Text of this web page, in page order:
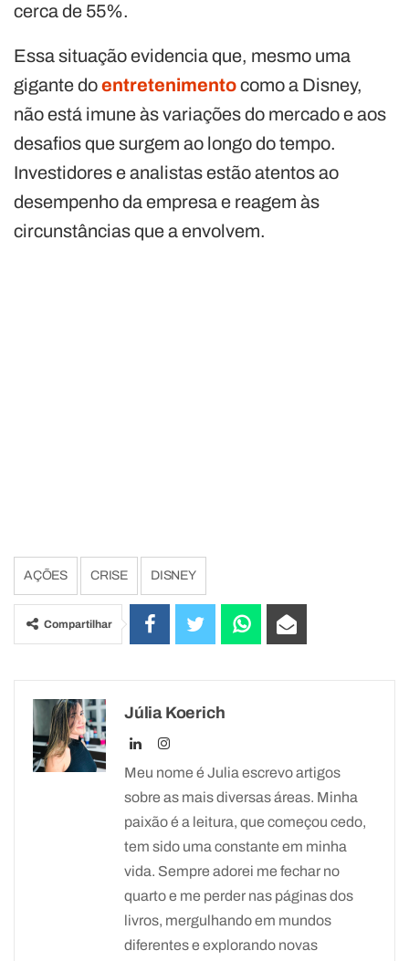
cerca de 55%.
Essa situação evidencia que, mesmo uma
gigante doentretenimentocomo a Disney,
não está imune às variações do mercado e aos
desafios que surgem ao longo do tempo.
Investidores e analistas estão atentos ao
desempenho da empresa e reagem às
circunstâncias que a envolvem.
AÇÕES CRISE DISNEY
Compartilhar
Júlia Koerich
Meu nome é Julia escrevo artigos
sobre as mais diversas áreas. Minha
paixão é a leitura, que começou cedo,
tem sido uma constante em minha
vida. Sempre adorei me fechar no
quarto e me perder nas páginas dos
livros, mergulhando em mundos
diferentes e explorando novas